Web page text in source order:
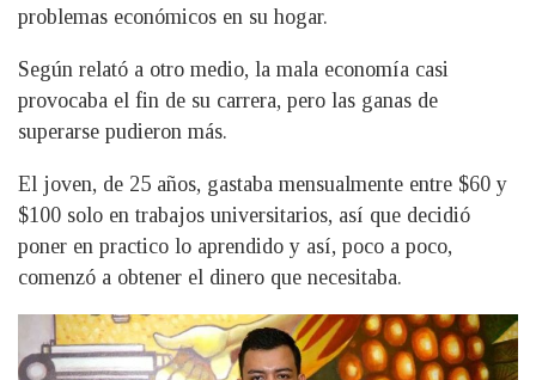
problemas económicos en su hogar.
Según relató a otro medio, la mala economía casi
provocaba el fin de su carrera, pero las ganas de
superarse pudieron más.
El joven, de 25 años, gastaba mensualmente entre $60 y
$100 solo en trabajos universitarios, así que decidió
poner en practico lo aprendido y así, poco a poco,
comenzó a obtener el dinero que necesitaba.